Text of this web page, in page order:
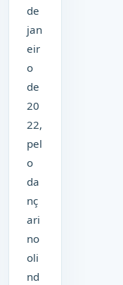
de
jan
eir
o
de
20
22,
pel
o
da
nç
ari
no
oli
nd